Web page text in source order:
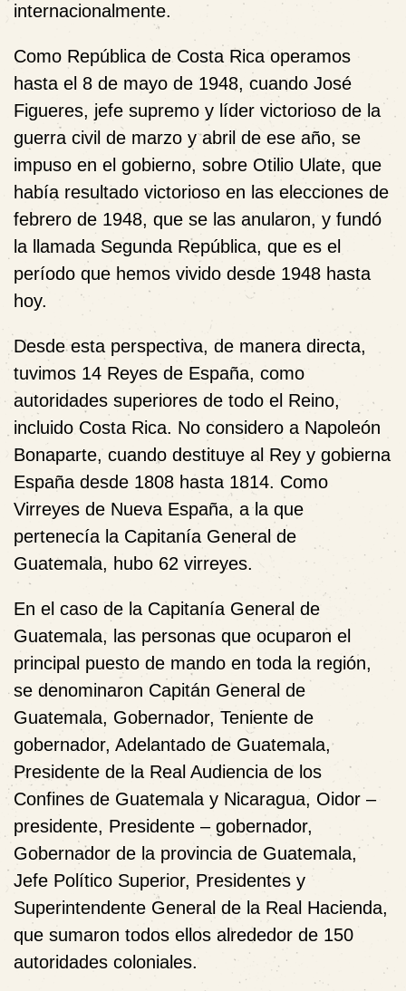
internacionalmente.
Como República de Costa Rica operamos
hasta el 8 de mayo de 1948, cuando José
Figueres, jefe supremo y líder victorioso de la
guerra civil de marzo y abril de ese año, se
impuso en el gobierno, sobre Otilio Ulate, que
había resultado victorioso en las elecciones de
febrero de 1948, que se las anularon, y fundó
la llamada Segunda República, que es el
período que hemos vivido desde 1948 hasta
hoy.
Desde esta perspectiva, de manera directa,
tuvimos 14 Reyes de España, como
autoridades superiores de todo el Reino,
incluido Costa Rica. No considero a Napoleón
Bonaparte, cuando destituye al Rey y gobierna
España desde 1808 hasta 1814. Como
Virreyes de Nueva España, a la que
pertenecía la Capitanía General de
Guatemala, hubo 62 virreyes.
En el caso de la Capitanía General de
Guatemala, las personas que ocuparon el
principal puesto de mando en toda la región,
se denominaron Capitán General de
Guatemala, Gobernador, Teniente de
gobernador, Adelantado de Guatemala,
Presidente de la Real Audiencia de los
Confines de Guatemala y Nicaragua, Oidor –
presidente, Presidente – gobernador,
Gobernador de la provincia de Guatemala,
Jefe Político Superior, Presidentes y
Superintendente General de la Real Hacienda,
que sumaron todos ellos alrededor de 150
autoridades coloniales.